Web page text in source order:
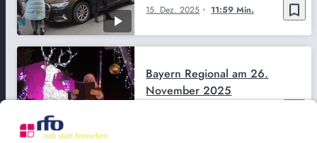
bookmark_border
15. Dez. 2025 11:59 Min.
Bayern Regional am 26.
November 2025